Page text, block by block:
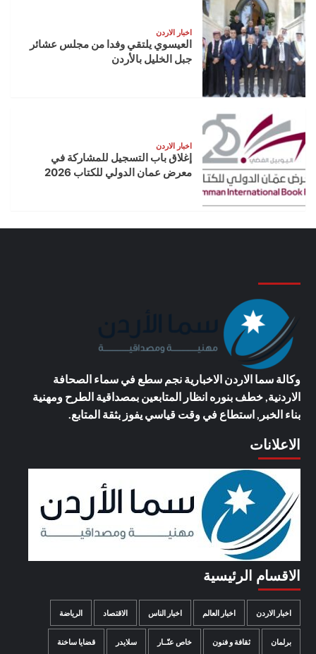
اخبار الاردن
العيسوي يلتقي وفدا من مجلس عشائر
جبل الخليل بالأردن
اخبار الاردن
إغلاق باب التسجيل للمشاركة في
معرض عمان الدولي للكتاب 2026
وكالة سما الاردن الاخباريةنجم سطع في سماء الصحافة
الاردنية, خطف بنوره انظار المتابعين بمصداقية الطرح ومهنية
بناء الخبر, استطاع في وقت قياسي يفوز بثقة المتابع.
الاعلانات
الاقسام الرئيسية
اخبار الاردن اخبار العالم اخبار الناس الاقتصاد الرياضة
برلمان ثقافة و فنون خاص عنّــار سلايدر قضايا ساخنة